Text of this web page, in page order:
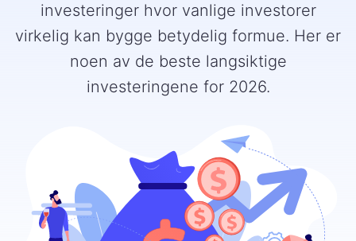
investeringer hvor vanlige investorer
virkelig kan bygge betydelig formue. Her er
noen av de beste langsiktige
investeringene for 2026.